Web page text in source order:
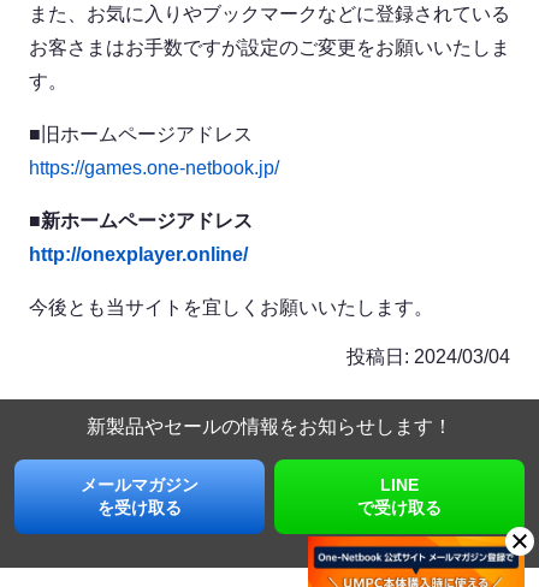
また、お気に入りやブックマークなどに登録されている
お客さまはお手数ですが設定のご変更をお願いいたしま
す。
■旧ホームページアドレス
https://games.one-netbook.jp/
■新ホームページアドレス
http://onexplayer.online/
今後とも当サイトを宜しくお願いいたします。
投稿日: 2024/03/04
新製品やセールの情報をお知らせします！
メールマガジン
を受け取る
LINE
で受け取る